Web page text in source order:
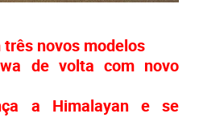
novos modelos
de volta com novo
a Himalayan e se